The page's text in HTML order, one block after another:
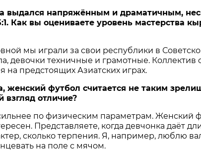
выдался напряжённым и драматичным,
Как вы оцениваете уровень мастерства
мы играли за свои республики в
девочки техничные и грамотные. Коллектив
предстоящих Азиатских играх.
женский футбол считается не таким
отличие?
по физическим параметрам. Женский
Представляете, когда девчонка даёт
сколько терпения. Я, например, люблю
на поле с мячом.